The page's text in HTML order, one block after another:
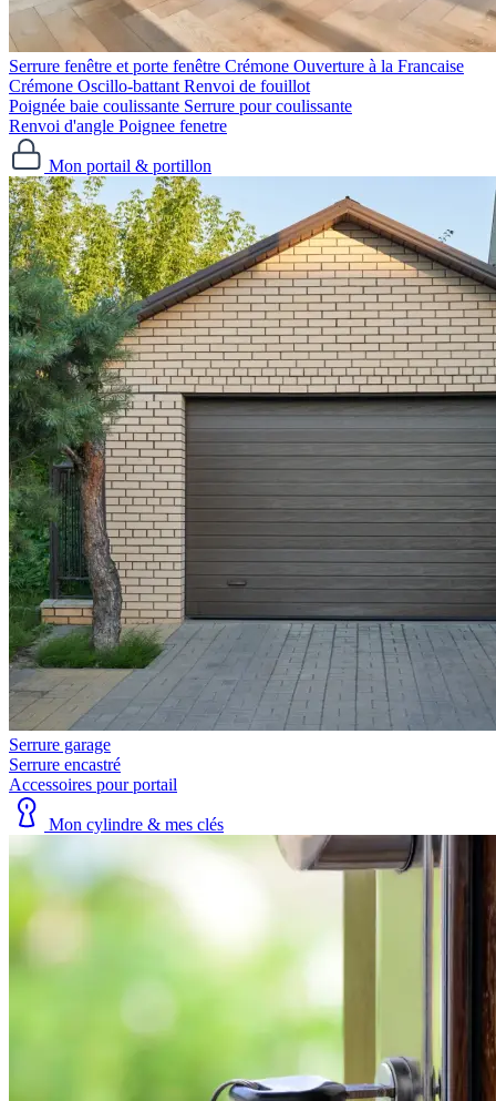
Serrure fenêtre et porte fenêtre Crémone Ouverture à la Francaise
Crémone Oscillo-battant Renvoi de fouillot
Poignée baie coulissante Serrure pour coulissante
Renvoi d'angle Poignee fenetre
Mon portail & portillon
Serrure garage
Serrure encastré
Accessoires pour portail
Mon cylindre & mes clés